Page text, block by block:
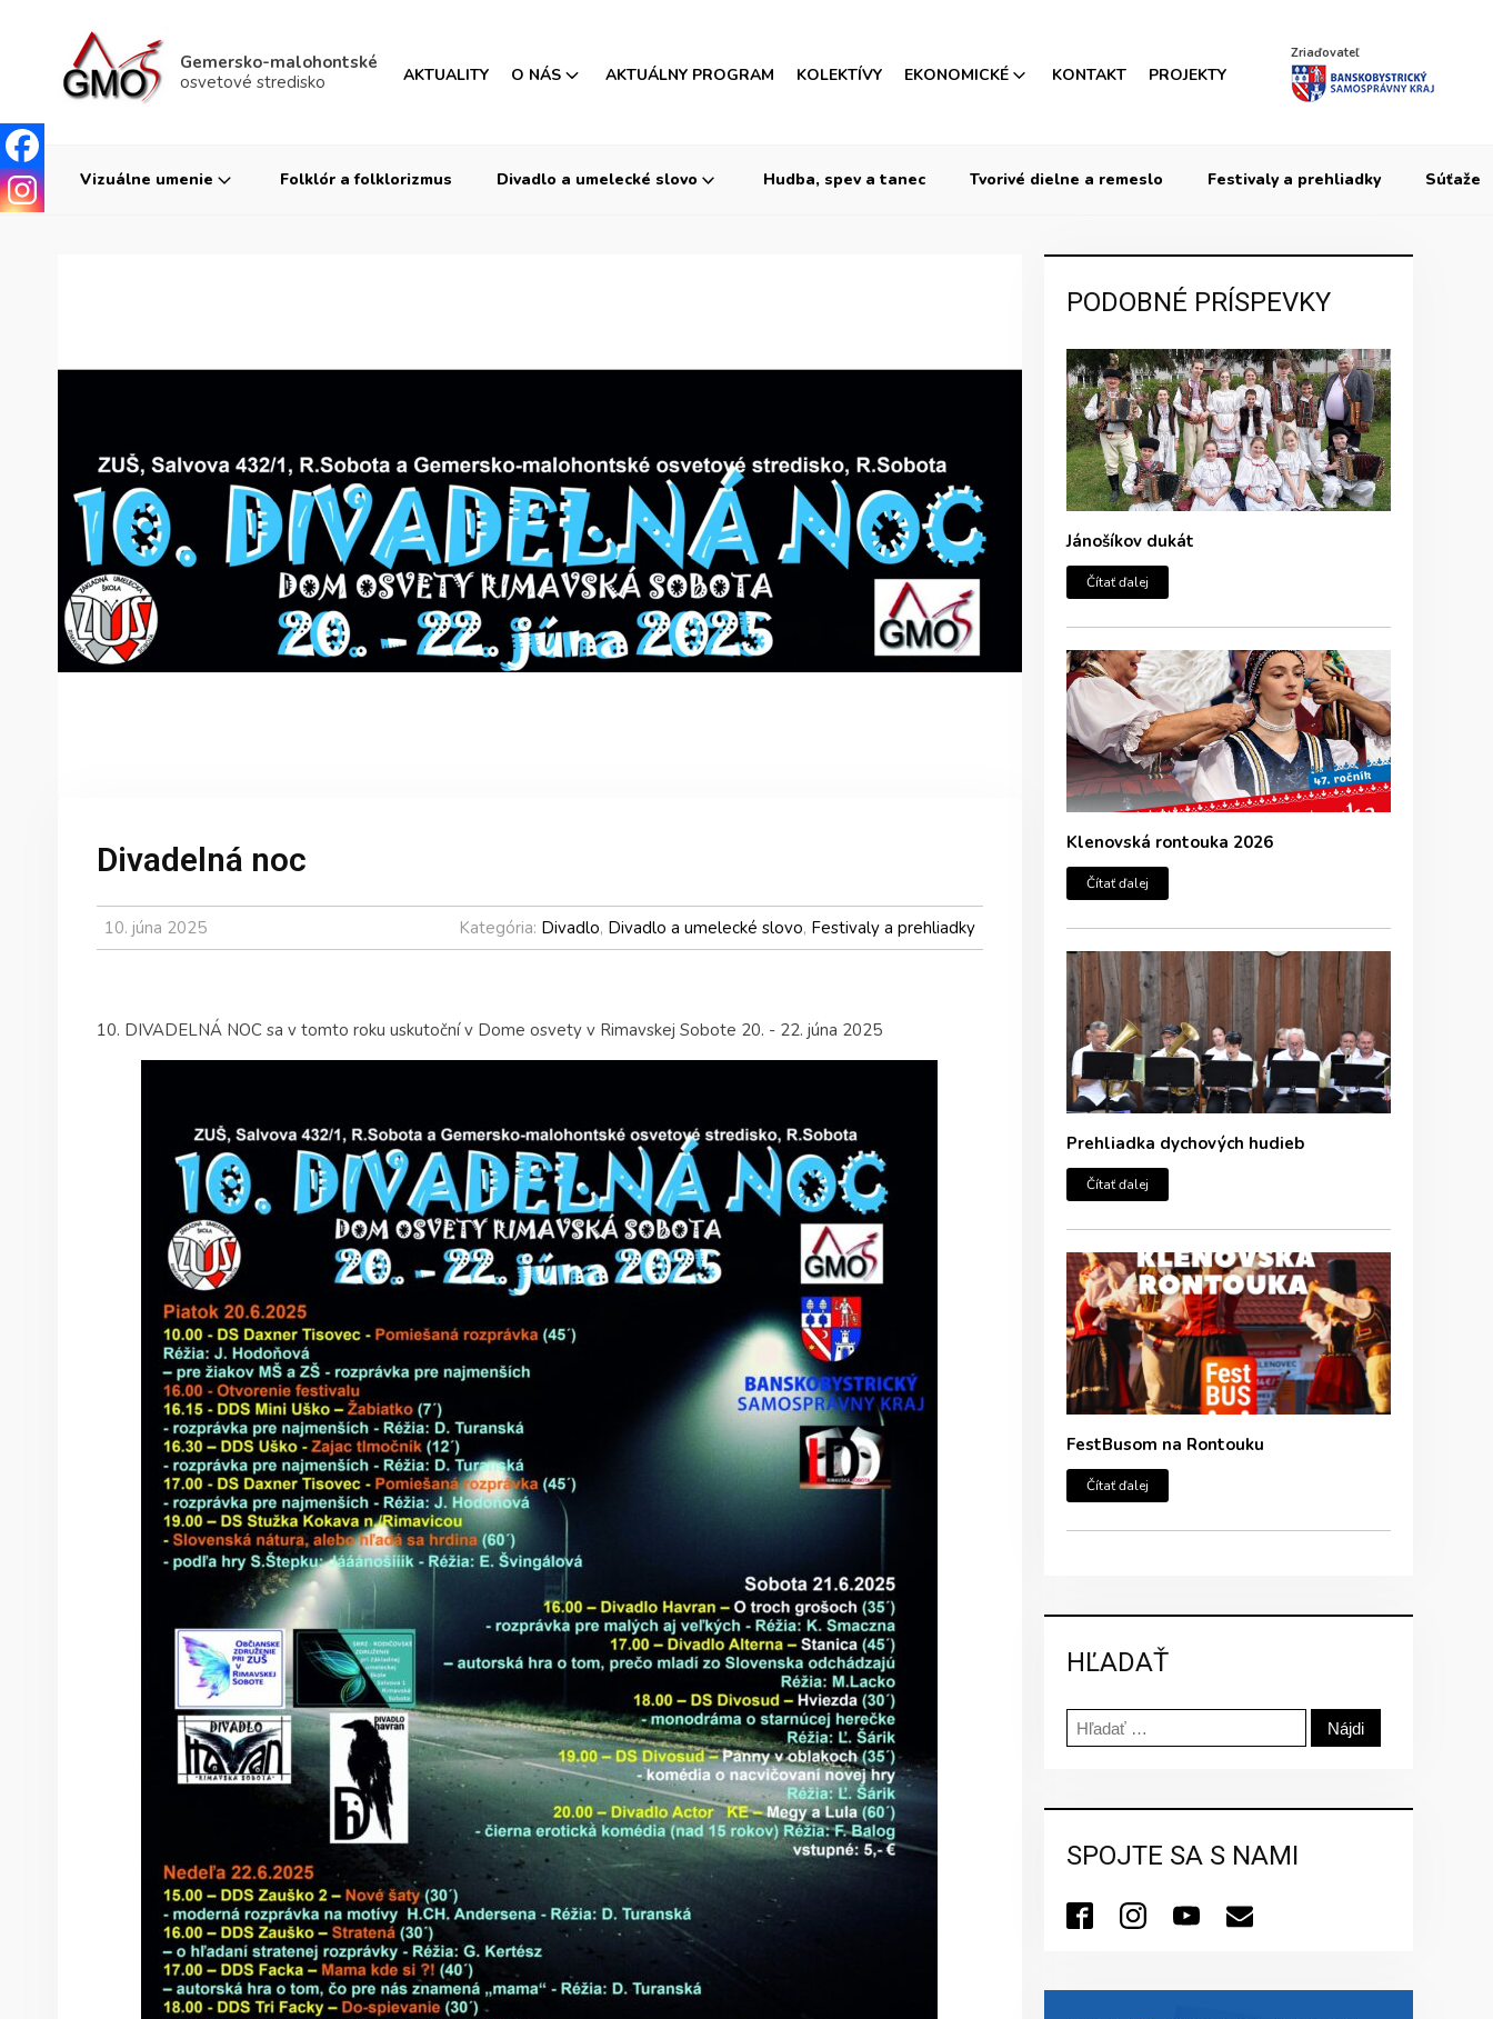
Gemersko-malohontské
osvetové stredisko
AKTUALITY O NÁS AKTUÁLNY PROGRAM KOLEKTÍVY EKONOMICKÉ KONTAKT PROJEKTY
Zriaďovateľ
Vizuálne umenie Folklór a folklorizmus Divadlo a umelecké slovo Hudba, spev a tanec Tvorivé dielne a remeslo Festivaly a prehliadky Súťaže
Divadelná noc
10. júna 2025 Kategória: Divadlo, Divadlo a umelecké slovo, Festivaly a prehliadky
10. DIVADELNÁ NOC sa v tomto roku uskutoční v Dome osvety v Rimavskej Sobote 20. - 22. júna 2025
PODOBNÉ PRÍSPEVKY
Jánošíkov dukát
Čítať ďalej
Klenovská rontouka 2026
Čítať ďalej
Prehliadka dychových hudieb
Čítať ďalej
FestBusom na Rontouku
Čítať ďalej
HĽADAŤ
Hľadať:
SPOJTE SA S NAMI